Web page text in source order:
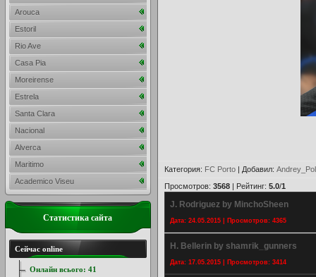
Категория: FC Porto | Добавил: Andrey_Pol
Просмотров: 3568 | Рейтинг: 5.0/1
J. Rodriguez by MinchoSheen
Дата: 24.05.2015 | Просмотров: 4365
H. Bellerin by shamrik_gunners
Дата: 17.05.2015 | Просмотров: 3414
Arouca
Estoril
Rio Ave
Casa Pia
Moreirense
Estrela
Santa Clara
Nacional
Alverca
Maritimo
Academico Viseu
Статистика сайта
Сейчас online
Онлайн всього: 41